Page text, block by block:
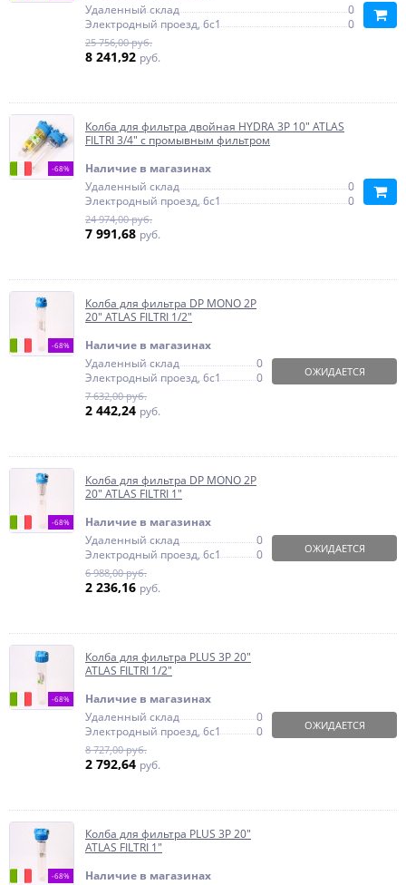
Удаленный склад
0
Электродный проезд, 6с1
0
25 756,00 руб.
8 241,92 руб.
-68%
Колба для фильтра двойная HYDRA 3P 10" ATLAS
FILTRI 3/4" с промывным фильтром
Наличие в магазинах
Удаленный склад
0
Электродный проезд, 6с1
0
24 974,00 руб.
7 991,68 руб.
-68%
Колба для фильтра DP MONO 2P
20" ATLAS FILTRI 1/2"
Наличие в магазинах
Удаленный склад
0
Электродный проезд, 6с1
0
7 632,00 руб.
2 442,24 руб.
ОЖИДАЕТСЯ
-68%
Колба для фильтра DP MONO 2P
20" ATLAS FILTRI 1"
Наличие в магазинах
Удаленный склад
0
Электродный проезд, 6с1
0
6 988,00 руб.
2 236,16 руб.
ОЖИДАЕТСЯ
-68%
Колба для фильтра PLUS 3P 20"
ATLAS FILTRI 1/2"
Наличие в магазинах
Удаленный склад
0
Электродный проезд, 6с1
0
8 727,00 руб.
2 792,64 руб.
ОЖИДАЕТСЯ
-68%
Колба для фильтра PLUS 3P 20"
ATLAS FILTRI 1"
Наличие в магазинах